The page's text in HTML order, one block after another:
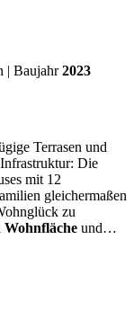
| Baujahr2023
Terrasen und
Die
mit 12
gleichermaßen
zu
Wohnfläche und…